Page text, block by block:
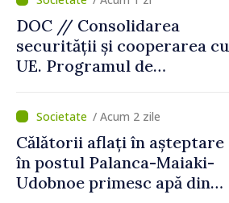
DOC // Consolidarea
securității și cooperarea cu
UE. Programul de
Naționale de Apărare pentru
perioada 2024–2034,
publicat în Monitorul Oficial
/ Acum 2 zile
Călătorii aflați în așteptare
în postul Palanca-Maiaki-
Udobnoe primesc apă din